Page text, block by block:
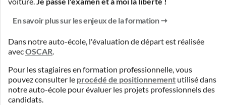
En savoir plus sur les enjeux de la formation
Dans notre auto-école, l'évaluation de départ est réalisée
avecOSCAR.
Pour les stagiaires en formation professionnelle, vous
pouvez consulter le procédé de positionnement utilisé dans
notre auto-école pour évaluer les projets professionnels des
candidats.